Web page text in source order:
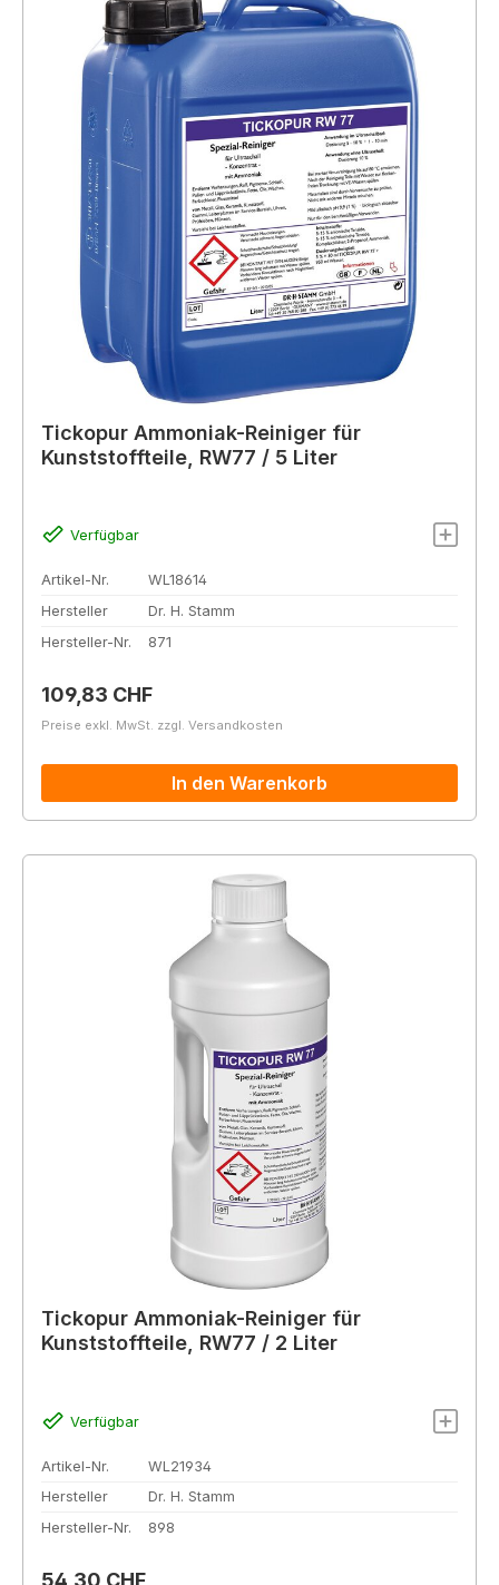
Tickopur Ammoniak-Reiniger für
Kunststoffteile, RW77 / 5 Liter
Verfügbar
Artikel-Nr.
WL18614
Hersteller
Dr. H. Stamm
Hersteller-Nr.
871
Regulärer Preis:
109,83 CHF
Preise exkl. MwSt. zzgl. Versandkosten
In den Warenkorb
Tickopur Ammoniak-Reiniger für
Kunststoffteile, RW77 / 2 Liter
Verfügbar
Artikel-Nr.
WL21934
Hersteller
Dr. H. Stamm
Hersteller-Nr.
898
Regulärer Preis: